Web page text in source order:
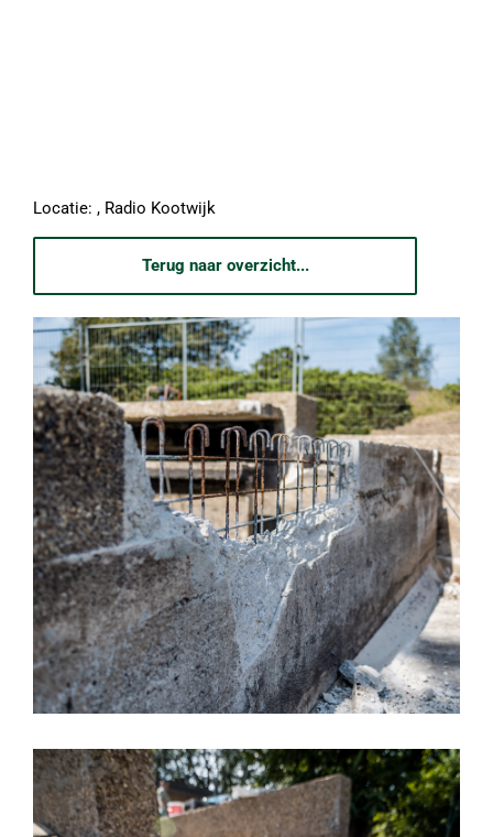
Locatie: , Radio Kootwijk
Terug naar overzicht...